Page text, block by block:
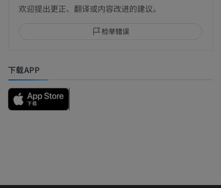
欢迎提出更正、翻译或内容改进的建议。
检举错误
下载APP